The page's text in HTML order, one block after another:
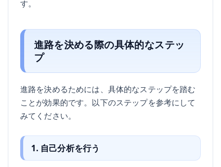
す。
進路を決める際の具体的なステッ
プ
進路を決めるためには、具体的なステップを踏む
ことが効果的です。以下のステップを参考にして
みてください。
1. 自己分析を行う